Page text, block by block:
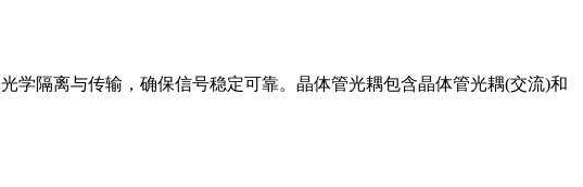
学隔离与传输，确保信号稳定可靠。晶体管光耦包含晶体管光耦(交流)和